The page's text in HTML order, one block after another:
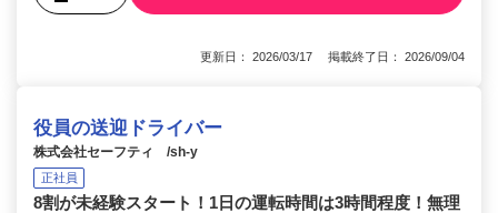
更新日： 2026/03/17 掲載終了日： 2026/09/04
役員の送迎ドライバー
株式会社セーフティ /sh-y
正社員
8割が未経験スタート！1日の運転時間は3時間程度！無理